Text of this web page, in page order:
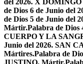
del 2026. X
de Dios 6 de Junio del
de Dios 5 de Junio del
Mártir.Palabra de Dios
CUERPO Y LA
Junio del 2026. SAN
Mártires.Palabra de
JUSTINO, Mártir.